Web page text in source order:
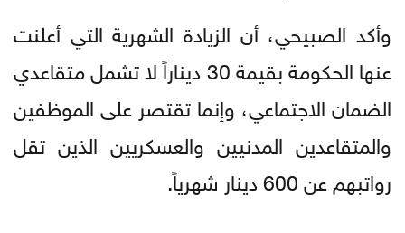
وأكد الصبيحي، أن الزيادة الشهرية التي أعلنت
عنها الحكومة بقيمة 30 ديناراً لا تشمل متقاعدي
الضمان الاجتماعي، وإنما تقتصر على الموظفين
والمتقاعدين المدنيين والعسكريين الذين تقل
رواتبهم عن 600 دينار شهرياً.